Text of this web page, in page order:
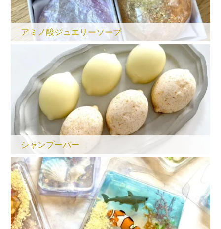
アミノ酸ジュエリーソープ
シャンプーバー